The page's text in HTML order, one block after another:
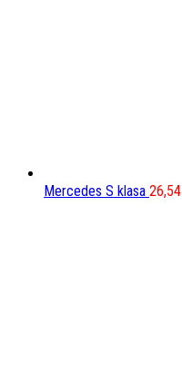
Mercedes S klasa 26,54